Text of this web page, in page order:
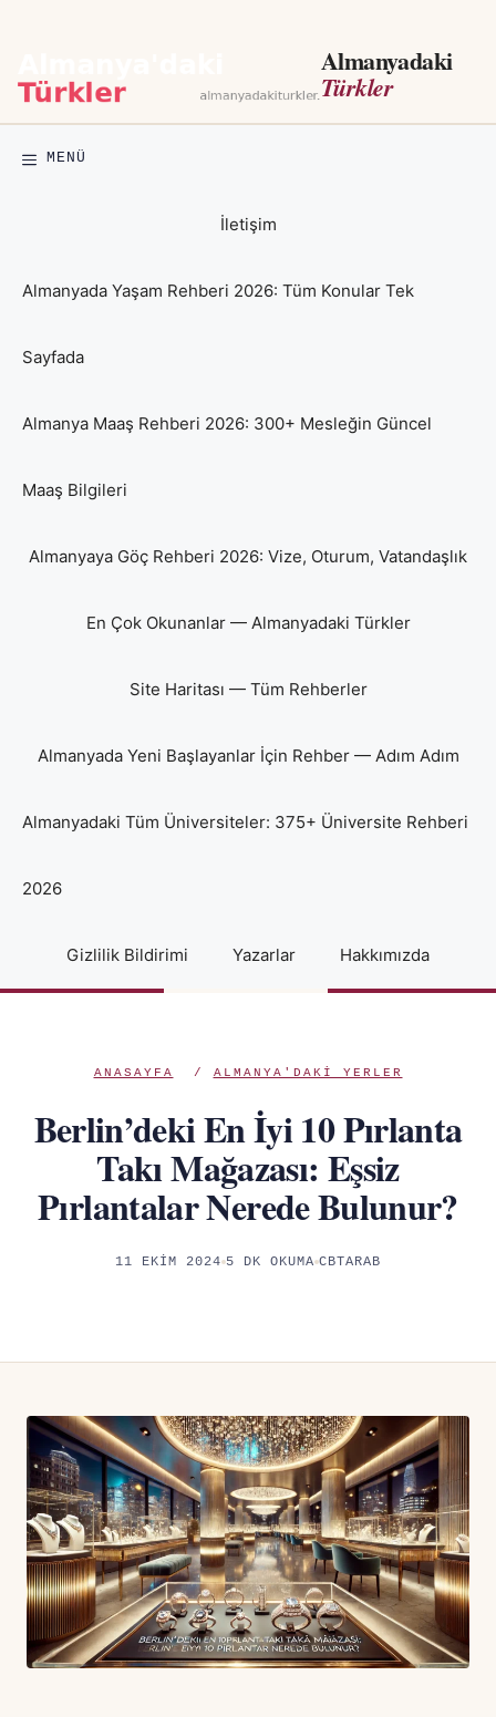
Almanyadaki
Türkler
MENÜ
İletişim
Almanyada Yaşam Rehberi 2026: Tüm Konular Tek
Sayfada
Almanya Maaş Rehberi 2026: 300+ Mesleğin Güncel
Maaş Bilgileri
Almanyaya Göç Rehberi 2026: Vize, Oturum, Vatandaşlık
En Çok Okunanlar — Almanyadaki Türkler
Site Haritası — Tüm Rehberler
Almanyada Yeni Başlayanlar İçin Rehber — Adım Adım
Almanyadaki Tüm Üniversiteler: 375+ Üniversite Rehberi
2026
Gizlilik Bildirimi Yazarlar Hakkımızda
ANASAYFA / ALMANYA'DAKI YERLER
Berlin’deki En İyi 10 Pırlanta
Takı Mağazası: Eşsiz
Pırlantalar Nerede Bulunur?
11 EKIM 2024 5 DK OKUMA CBTARAB